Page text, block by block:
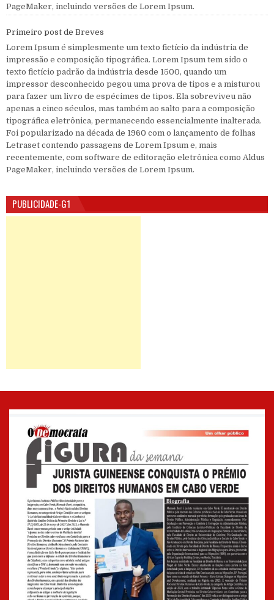
PageMaker, incluindo versões de Lorem Ipsum.
Primeiro post de Breves
Lorem Ipsum é simplesmente um texto fictício da indústria de
impressão e composição tipográfica. Lorem Ipsum tem sido o
texto fictício padrão da indústria desde 1500, quando um
impressor desconhecido pegou uma prova de tipos e a misturou
para fazer um livro de espécimes de tipos. Ela sobreviveu não
apenas a cinco séculos, mas também ao salto para a composição
tipográfica eletrônica, permanecendo essencialmente inalterada.
Foi popularizado na década de 1960 com o lançamento de folhas
Letraset contendo passagens de Lorem Ipsum e, mais
recentemente, com software de editoração eletrônica como Aldus
PageMaker, incluindo versões de Lorem Ipsum.
PUBLICIDADE-G1